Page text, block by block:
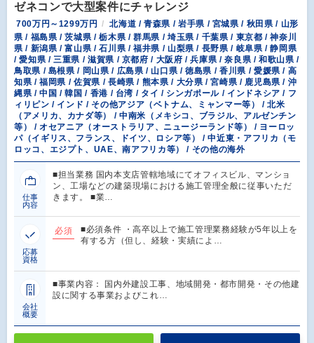
ゼネコンで大型案件にチャレンジ
700万円～1299万円
北海道 / 青森県 / 岩手県 / 宮城県 / 秋田県 / 山形
県 / 福島県 / 茨城県 / 栃木県 / 群馬県 / 埼玉県 / 千葉県 / 東京都 / 神奈川
県 / 新潟県 / 富山県 / 石川県 / 福井県 / 山梨県 / 長野県 / 岐阜県 / 静岡県
/ 愛知県 / 三重県 / 滋賀県 / 京都府 / 大阪府 / 兵庫県 / 奈良県 / 和歌山県 /
鳥取県 / 島根県 / 岡山県 / 広島県 / 山口県 / 徳島県 / 香川県 / 愛媛県 / 高
知県 / 福岡県 / 佐賀県 / 長崎県 / 熊本県 / 大分県 / 宮崎県 / 鹿児島県 / 沖
縄県 / 中国 / 韓国 / 香港 / 台湾 / タイ / シンガポール / インドネシア / フ
ィリピン / インド / その他アジア（ベトナム、ミャンマー等） / 北米
（アメリカ、カナダ等） / 中南米（メキシコ、ブラジル、アルゼンチン
等） / オセアニア（オーストラリア、ニュージーランド等） / ヨーロッ
パ（イギリス、フランス、ドイツ、ロシア等） / 中近東・アフリカ（モ
ロッコ、エジプト、UAE、南アフリカ等） / その他の海外
仕事
内容
■担当業務 国内本支店管轄地域にてオフィスビル、マンショ
ン、工場などの建築現場における施工管理全般に従事いただ
きます。 ■業…
応募
資格
必須
■必須条件 ・高卒以上で施工管理業務経験が5年以上を
有する方（但し、経験・実績によ…
会社
概要
■事業内容： 国内外建設工事、地域開発・都市開発・その他建
設に関する事業およびこれ…